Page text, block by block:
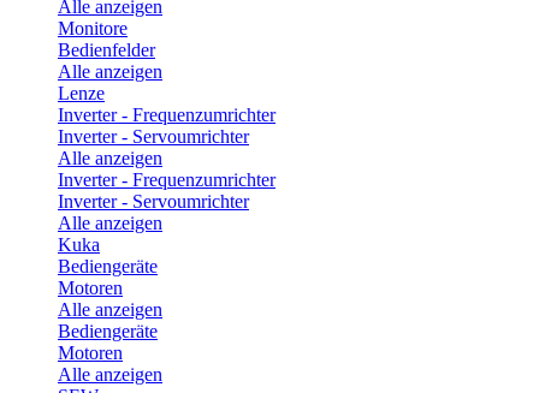
Alle anzeigen
Monitore
Bedienfelder
Alle anzeigen
Lenze
Inverter - Frequenzumrichter
Inverter - Servoumrichter
Alle anzeigen
Inverter - Frequenzumrichter
Inverter - Servoumrichter
Alle anzeigen
Kuka
Bediengeräte
Motoren
Alle anzeigen
Bediengeräte
Motoren
Alle anzeigen